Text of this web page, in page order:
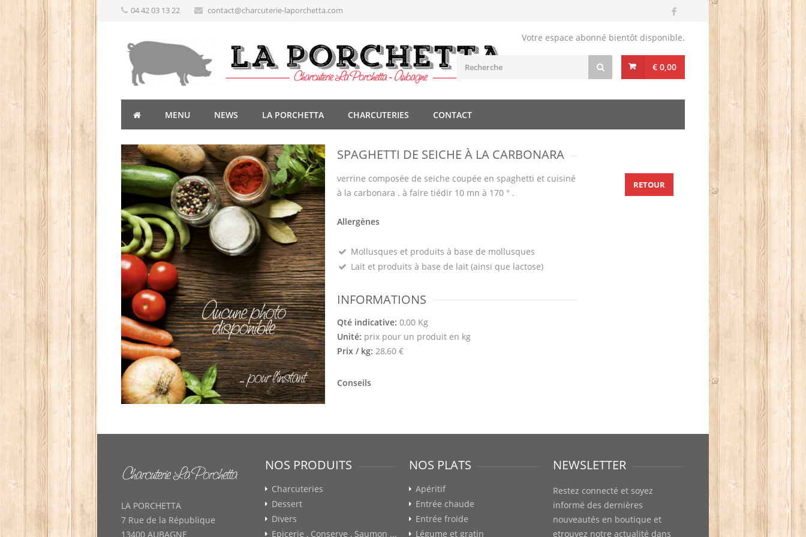
04 42 03 13 22 contact@charcuterie-laporchetta.com
Votre espace abonné bientôt disponible.
€ 0,00
MENU NEWS LA PORCHETTA CHARCUTERIES CONTACT
SPAGHETTI DE SEICHE À LA CARBONARA
verrine composée de seiche coupée en spaghetti et cuisiné
à la carbonara . à faire tiédir 10 mn à 170 ° .
Allergènes
Mollusques et produits à base de mollusques
Lait et produits à base de lait (ainsi que lactose)
INFORMATIONS
Qté indicative: 0,00 Kg
Unité: prix pour un produit en kg
Prix / kg: 28,60 €
Conseils
RETOUR
LA PORCHETTA
7 Rue de la République
13400 AUBAGNE
NOS PRODUITS
Charcuteries
Dessert
Divers
Epicerie , Conserve , Saumon ...
NOS PLATS
Apéritif
Entrée chaude
Entrée froide
Légume et gratin
NEWSLETTER
Restez connecté et soyez
informé des dernières
nouveautés en boutique et
etrouvez notre actualité dans